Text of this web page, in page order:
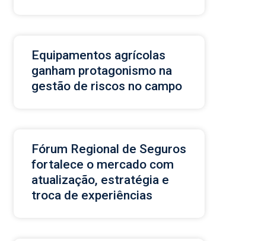
Equipamentos agrícolas
ganham protagonismo na
gestão de riscos no campo
Fórum Regional de Seguros
fortalece o mercado com
atualização, estratégia e
troca de experiências